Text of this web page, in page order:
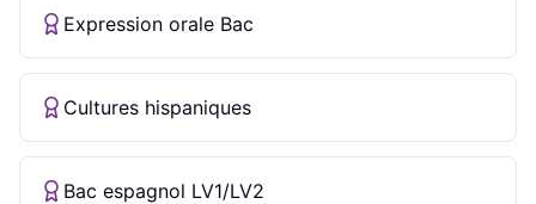
Expression orale Bac
Cultures hispaniques
Bac espagnol LV1/LV2